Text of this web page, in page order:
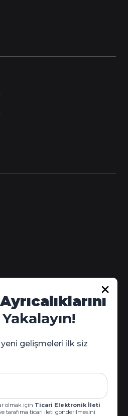
gelişmeleri ilk siz
olmak için Ticari Elektronik İleti
tarafıma ticari ileti gönderilmesini